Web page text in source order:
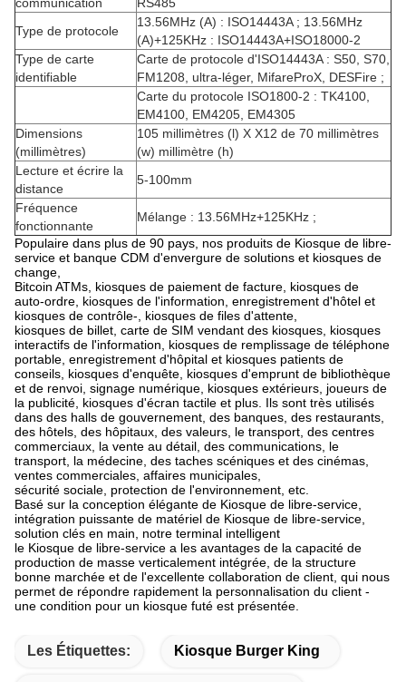
Type de protocole
13.56MHz (A) : ISO14443A ; 13.56MHz
(A)+125KHz : ISO14443A+ISO18000-2
Type de carte
identifiable
Carte de protocole d'ISO14443A : S50, S70,
FM1208, ultra-léger, MifareProX, DESFire ;
Carte du protocole ISO1800-2 : TK4100,
EM4100, EM4205, EM4305
Dimensions
(millimètres)
105 millimètres (l) X X12 de 70 millimètres
(w) millimètre (h)
Lecture et écrire la
distance
5-100mm
Fréquence
fonctionnante
Mélange : 13.56MHz+125KHz ;
Populaire dans plus de 90 pays, nos produits de Kiosque de libre-
service et banque CDM d'envergure de solutions et kiosques de
change,
Bitcoin ATMs, kiosques de paiement de facture, kiosques de
auto-ordre, kiosques de l'information, enregistrement d'hôtel et
kiosques de contrôle-, kiosques de files d'attente,
kiosques de billet, carte de SIM vendant des kiosques, kiosques
interactifs de l'information, kiosques de remplissage de téléphone
portable, enregistrement d'hôpital et kiosques patients de
conseils, kiosques d'enquête, kiosques d'emprunt de bibliothèque
et de renvoi, signage numérique, kiosques extérieurs, joueurs de
la publicité, kiosques d'écran tactile et plus. Ils sont très utilisés
dans des halls de gouvernement, des banques, des restaurants,
des hôtels, des hôpitaux, des valeurs, le transport, des centres
commerciaux, la vente au détail, des communications, le
transport, la médecine, des taches scéniques et des cinémas,
ventes commerciales, affaires municipales,
sécurité sociale, protection de l'environnement, etc.
Basé sur la conception élégante de Kiosque de libre-service,
intégration puissante de matériel de Kiosque de libre-service,
solution clés en main, notre terminal intelligent
le Kiosque de libre-service a les avantages de la capacité de
production de masse verticalement intégrée, de la structure
bonne marchée et de l'excellente collaboration de client, qui nous
permet de répondre rapidement la personnalisation du client -
une condition pour un kiosque futé est présentée.
Les Étiquettes: Kiosque Burger King